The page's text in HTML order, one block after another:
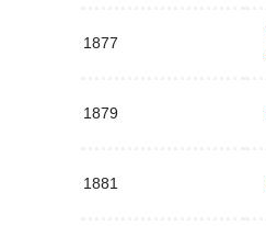
1877
1879
1881